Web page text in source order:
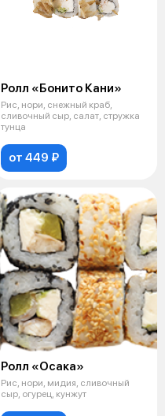
Ролл «Бонито Кани»
Рис, нори, снежный краб,
сливочный сыр, салат, стружка
тунца
от 449 ₽
Ролл «Осака»
Рис, нори, мидия, сливочный
сыр, огурец, кунжут